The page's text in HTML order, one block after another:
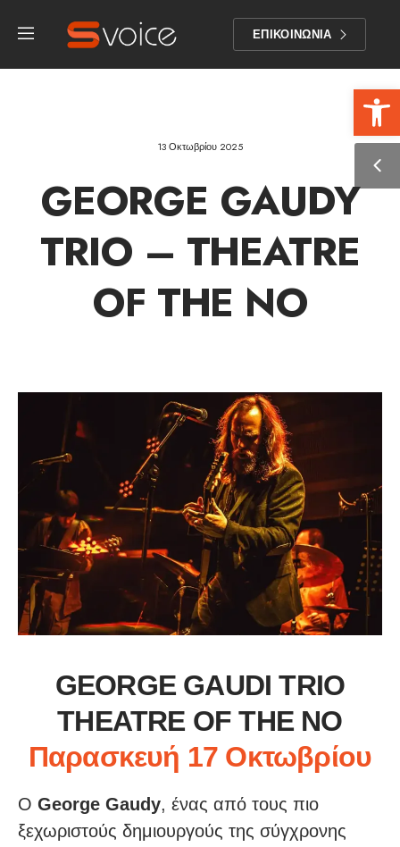
ΕΠΙΚΟΙΝΩΝΙΑ
13 Οκτωβρίου 2025
GEORGE GAUDY
TRIO – THEATRE
OF THE NO
GEORGE GAUDI TRIO
THEATRE OF THE NO
Παρασκευή 17 Οκτωβρίου
Ο George Gaudy, ένας από τους πιο
ξεχωριστούς δημιουργούς της σύγχρονης